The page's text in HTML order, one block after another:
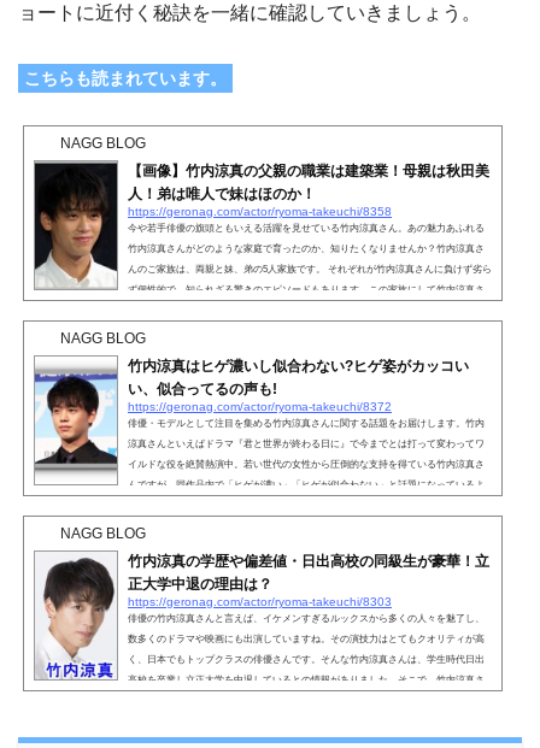
ョートに近付く秘訣を一緒に確認していきましょう。
こちらも読まれています。
NAGG BLOG
【画像】竹内涼真の父親の職業は建築業！母親は秋田美
人！弟は唯人で妹はほのか！
https://geronag.com/actor/ryoma-takeuchi/8358
今や若手俳優の旗頭ともいえる活躍を見せている竹内涼真さん。あの魅力あふれる
竹内涼真さんがどのような家庭で育ったのか、知りたくなりませんか？竹内涼真さ
んのご家族は、両親と妹、弟の5人家族です。 それぞれが竹内涼真さんに負けず劣ら
ず個性的で、知られざる驚きのエピソードもあります。この家族にして竹内涼真さ
さんの家族について見ていきますので、じっくりとご覧ください。こちらも読まれ
NAGG BLOG
竹内涼真はヒゲ濃いし似合わない?ヒゲ姿がカッコい
い、似合ってるの声も!
https://geronag.com/actor/ryoma-takeuchi/8372
俳優・モデルとして注目を集める竹内涼真さんに関する話題をお届けします。竹内
涼真さんといえばドラマ『君と世界が終わる日に』で今までとは打って変わってワ
イルドな役を絶賛熱演中。若い世代の女性から圧倒的な支持を得ている竹内涼真さ
んですが、同作品内で「ヒゲが濃い」「ヒゲが似合わない」と話題になっているよ
も。 今までの可愛らしく爽やかなイメージから一気にかけ離れてしまったので、賛
NAGG BLOG
竹内涼真の学歴や偏差値・日出高校の同級生が豪華！立
正大学中退の理由は？
https://geronag.com/actor/ryoma-takeuchi/8303
俳優の竹内涼真さんと言えば、イケメンすぎるルックスから多くの人々を魅了し、
数多くのドラマや映画にも出演していますね。その演技力はとてもクオリティが高
く、日本でもトップクラスの俳優さんです。そんな竹内涼真さんは、学生時代日出
高校を卒業し立正大学を中退しているとの情報がありました。そこで、竹内涼真さ
校）！竹内涼真さんの出身高校は、東京都目黒区にある日出高...